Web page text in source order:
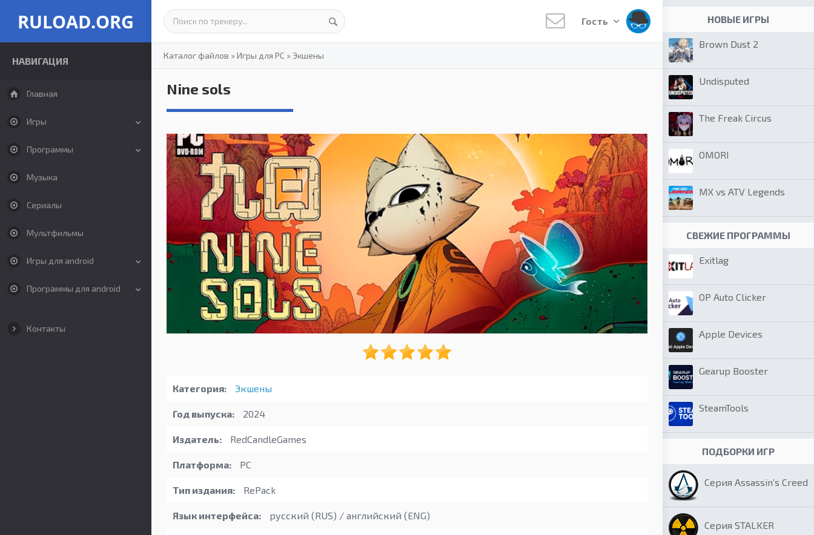
RULOAD.ORG
НАВИГАЦИЯ
Главная
Игры
Программы
Музыка
Сериалы
Мультфильмы
Игры для android
Программы для android
Контакты
Гость
Каталог файлов »Игры для PC »Экшены
Nine sols
Категория: Экшены
Год выпуска: 2024
Издатель: RedCandleGames
Платформа: PC
Тип издания: RePack
Язык интерфейса: русский (RUS) / английский (ENG)
НОВЫЕ ИГРЫ
Brown Dust 2
Undisputed
The Freak Circus
OMORI
MX vs ATV Legends
СВЕЖИЕ ПРОГРАММЫ
Exitlag
OP Auto Clicker
Apple Devices
Gearup Booster
SteamTools
ПОДБОРКИ ИГР
Серия Assassin’s Creed
Серия STALKER